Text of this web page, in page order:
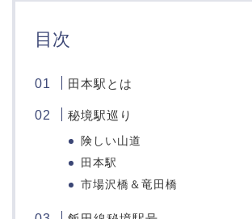
目次
田本駅とは
秘境駅巡り
険しい山道
田本駅
市場沢橋＆竜田橋